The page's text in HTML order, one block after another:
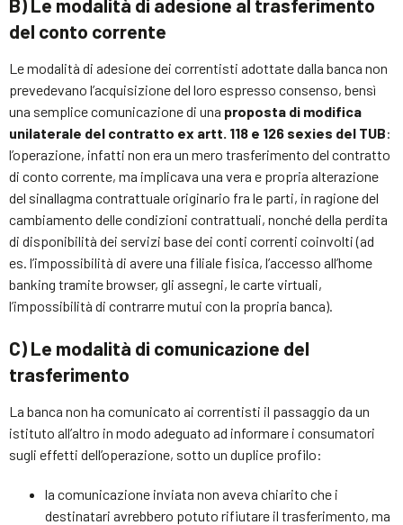
B) Le modalità di adesione al trasferimento
del conto corrente
Le modalità di adesione dei correntisti adottate dalla banca non
prevedevano l’acquisizione del loro espresso consenso, bensì
una semplice comunicazione di una proposta di modifica
unilaterale del contratto ex artt. 118 e 126 sexies del TUB:
l’operazione, infatti non era un mero trasferimento del contratto
di conto corrente, ma implicava una vera e propria alterazione
del sinallagma contrattuale originario fra le parti, in ragione del
cambiamento delle condizioni contrattuali, nonché della perdita
di disponibilità dei servizi base dei conti correnti coinvolti (ad
es. l’impossibilità di avere una filiale fisica, l’accesso all’home
banking tramite browser, gli assegni, le carte virtuali,
l’impossibilità di contrarre mutui con la propria banca).
C) Le modalità di comunicazione del
trasferimento
La banca non ha comunicato ai correntisti il passaggio da un
istituto all’altro in modo adeguato ad informare i consumatori
sugli effetti dell’operazione, sotto un duplice profilo:
la comunicazione inviata non aveva chiarito che i
destinatari avrebbero potuto rifiutare il trasferimento, ma